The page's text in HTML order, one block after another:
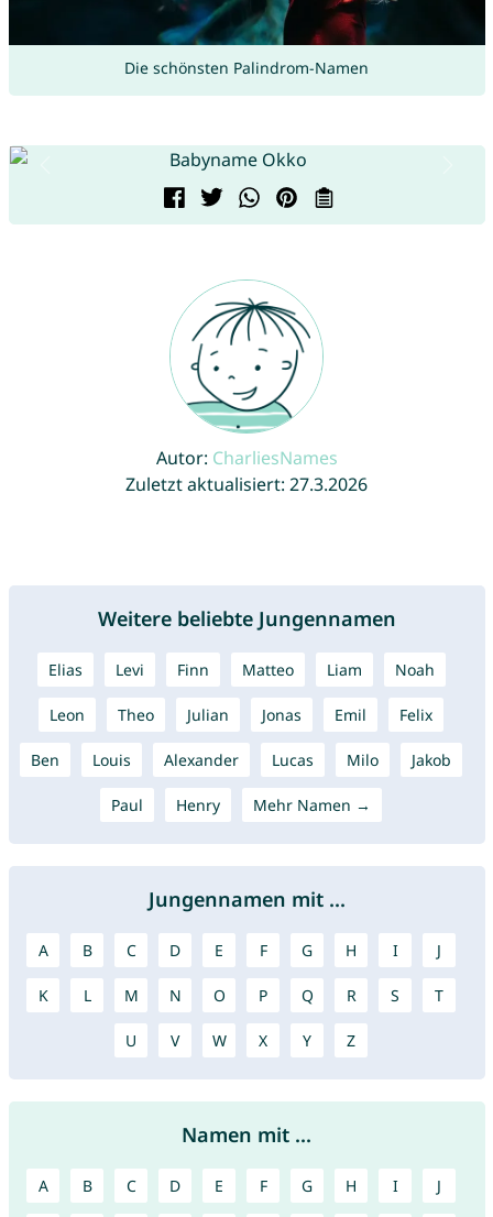
Die schönsten Palindrom-Namen
Autor: CharliesNames
Zuletzt aktualisiert: 27.3.2026
Weitere beliebte Jungennamen
Elias Levi Finn Matteo Liam Noah
Leon Theo Julian Jonas Emil Felix
Ben Louis Alexander Lucas Milo Jakob
Paul Henry Mehr Namen →
Jungennamen mit ...
A B C D E F G H I J
K L M N O P Q R S T
U V W X Y Z
Namen mit ...
A B C D E F G H I J